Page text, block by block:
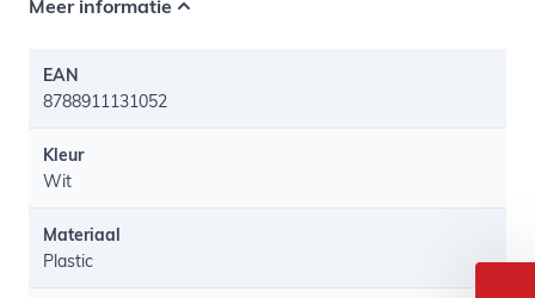
Meer informatie
EAN
8788911131052
Kleur
Wit
Materiaal
Plastic